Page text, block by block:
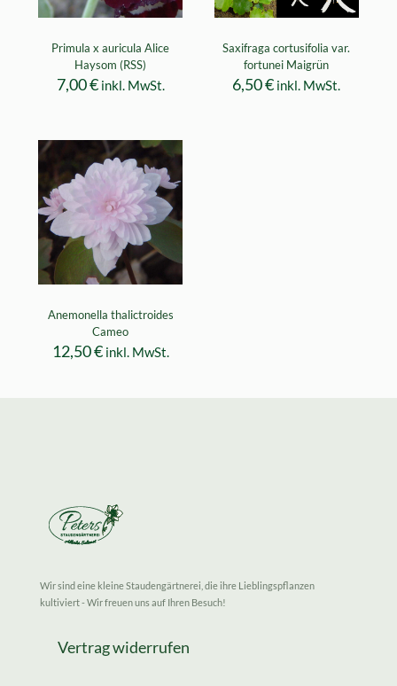
Primula x auricula Alice
Haysom (RSS)
7,00€ inkl. MwSt.
Saxifraga cortusifolia var.
fortunei Maigrün
6,50€ inkl. MwSt.
Anemonella thalictroides
Cameo
12,50€ inkl. MwSt.
Wir sind eine kleine Staudengärtnerei, die ihre Lieblingspflanzen
kultiviert - Wir freuen uns auf Ihren Besuch!
Vertrag widerrufen